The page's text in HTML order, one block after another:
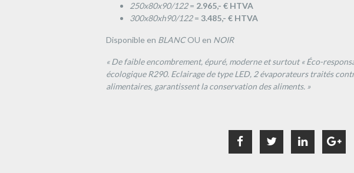
250x80x90/122= 2.965,- € HTVA
300x80xh90/122= 3.485,- € HTVA
Disponible en BLANCOU en NOIR
« De faible encombrement, épuré, moderne et surtout « Éco-
écologique R290. Eclairage de type LED, 2 évaporateurs traités
alimentaires, garantissent la conservation des aliments. »